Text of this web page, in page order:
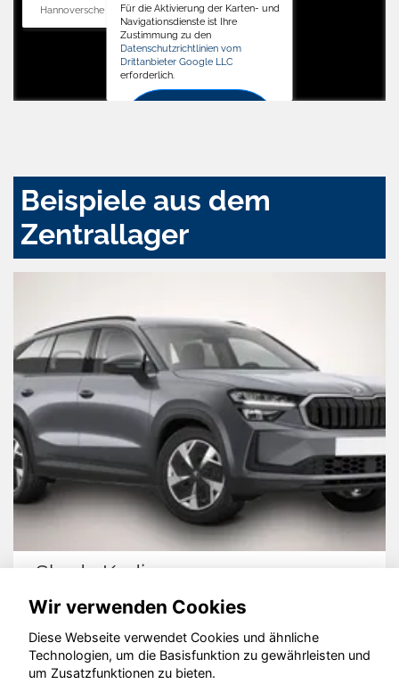
Hannoversche Str. 34, 31688 Nienstädt
Für die Aktivierung der Karten- und
Navigationsdienste ist Ihre
Zustimmung zu den
Datenschutzrichtlinien vom
Drittanbieter Google LLC
erforderlich.
Beispiele aus dem
Zentrallager
Skoda Kodiaq
© konjunkturmotor.de GmbH 2020 - 2026
Wir verwenden Cookies
Diese Webseite verwendet Cookies und ähnliche
Technologien, um die Basisfunktion zu gewährleisten und
um Zusatzfunktionen zu bieten.